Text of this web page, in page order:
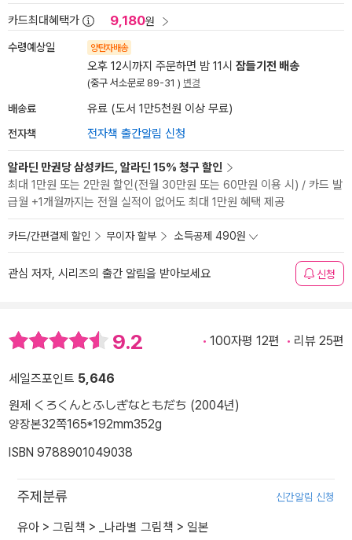
카드최대혜택가 9,180원
수령예상일 양탄자배송
오후 12시까지 주문하면 밤 11시 잠들기전 배송
(중구 서소문로 89-31 ) 변경
배송료 유료 (도서 1만5천원 이상 무료)
전자책 전자책 출간알림 신청
알라딘 만권당 삼성카드, 알라딘 15% 청구 할인
최대 1만원 또는 2만원 할인(전월 30만원 또는 60만원 이용 시) / 카드 발
급월 +1개월까지는 전월 실적이 없어도 최대 1만원 혜택 제공
카드/간편결제 할인 무이자 할부 소득공제 490원
관심 저자, 시리즈의 출간 알림을 받아보세요 신청
9.2 100자평 12편 리뷰 25편
세일즈포인트 5,646
원제 くろくんとふしぎなともだち (2004년)
양장본32쪽165*192mm352g
ISBN 9788901049038
주제분류 신간알림 신청
유아 > 그림책 > _나라별 그림책 > 일본